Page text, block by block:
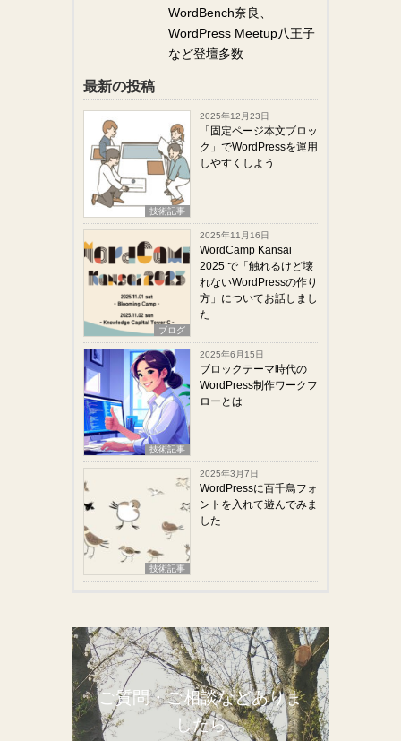
WordBench奈良、
WordPress Meetup八王子
など登壇多数
最新の投稿
技術記事
2025年12月23日
「固定ページ本文ブロッ
ク」でWordPressを運用
しやすくしよう
ブログ
2025年11月16日
WordCamp Kansai
2025 で「触れるけど壊
れないWordPressの作り
方」についてお話しまし
た
技術記事
2025年6月15日
ブロックテーマ時代の
WordPress制作ワークフ
ローとは
技術記事
2025年3月7日
WordPressに百千鳥フォ
ントを入れて遊んでみま
した
ご質問・ご相談などありま
したら